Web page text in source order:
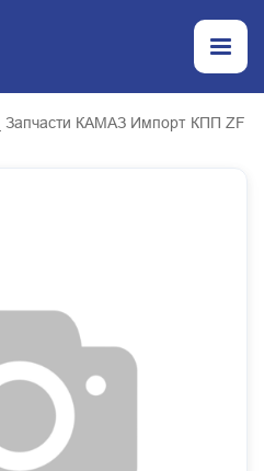
_ Запчасти КАМАЗ Импорт КПП ZF